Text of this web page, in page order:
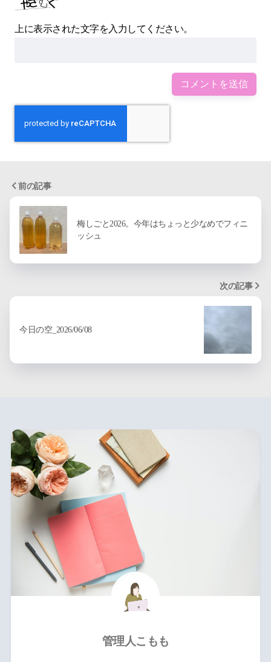
上に表示された文字を入力してください。
前の記事
梅しごと2026。今年はちょっと少なめでフィニ
ッシュ
次の記事
今日の空_2026/06/08
管理人こもも